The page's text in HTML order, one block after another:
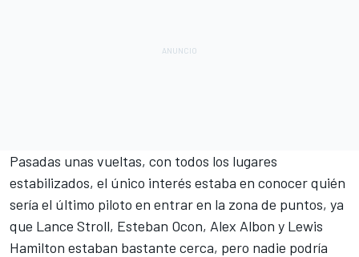
Pasadas unas vueltas, con todos los lugares
estabilizados, el único interés estaba en conocer quién
sería el último piloto en entrar en la zona de puntos, ya
que Lance Stroll, Esteban Ocon, Alex Albon y Lewis
Hamilton estaban bastante cerca, pero nadie podría